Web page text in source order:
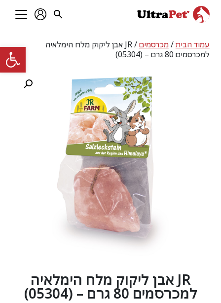
פתח עמוד הבית/מכרסמים
/ JR אבן ליקוק מלח הימלאיה
למכרסמים 80 גרם – (05304)
JR אבן ליקוק מלח הימלאיה
למכרסמים 80 גרם – (05304)